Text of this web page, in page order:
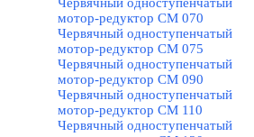
мотор-редуктор CM 070
Червячный одноступенчатый
мотор-редуктор CM 075
Червячный одноступенчатый
мотор-редуктор CM 090
Червячный одноступенчатый
мотор-редуктор CM 110
Червячный одноступенчатый